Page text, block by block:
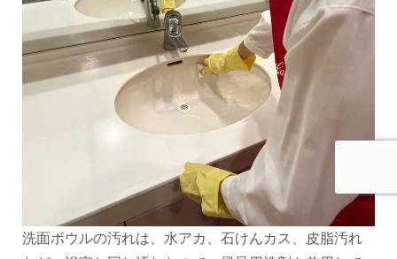
洗面ボウルの汚れは、水アカ、石けんカス、皮脂汚れ